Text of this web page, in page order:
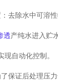
去除水中可溶
透产纯水进入贮
现自动化控制。
保证后处理压力